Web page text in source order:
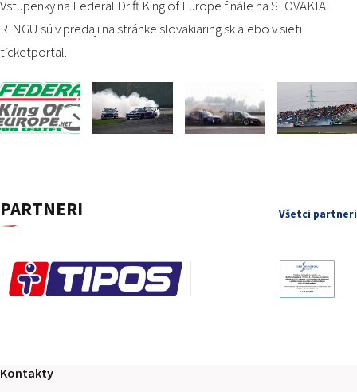
Vstupenky na Federal Drift King of Europe finále na SLOVAKIA
RINGU sú v predaji na stránke slovakiaring.sk alebo v sieti
ticketportal.
PARTNERI Všetci partneri
Kontakty